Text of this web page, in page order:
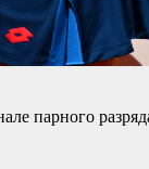
парного